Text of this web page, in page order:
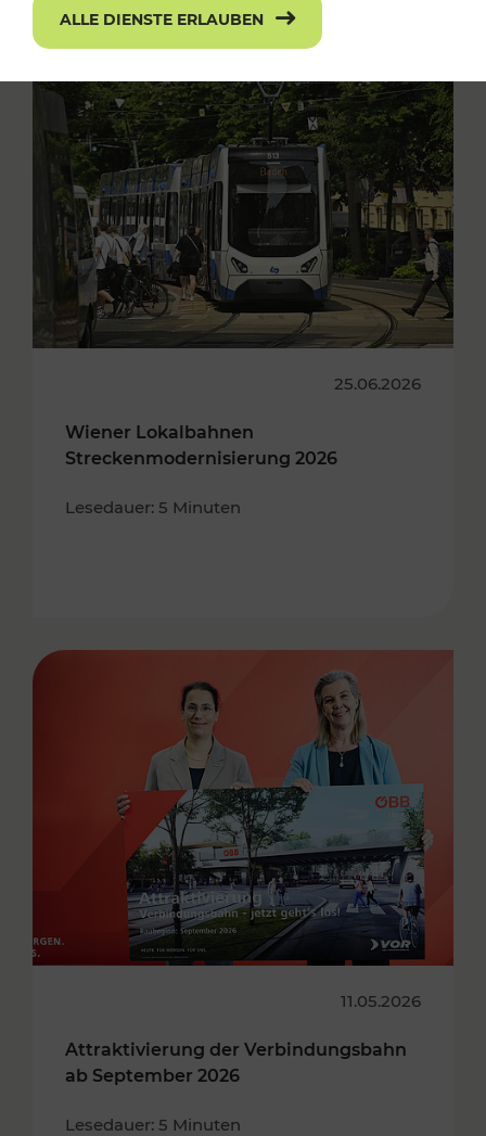
25.06.2026
Wiener Lokalbahnen
Streckenmodernisierung 2026
Lesedauer: 5 Minuten
11.05.2026
Attraktivierung der Verbindungsbahn
ab September 2026
Lesedauer: 5 Minuten
ALLE DIENSTE ERLAUBEN